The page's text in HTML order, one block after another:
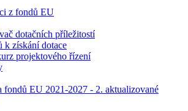
z fondů EU
dotačních příležitostí
k získání dotace
projektového řízení
fondů EU 2021-2027 - 2. aktualizované